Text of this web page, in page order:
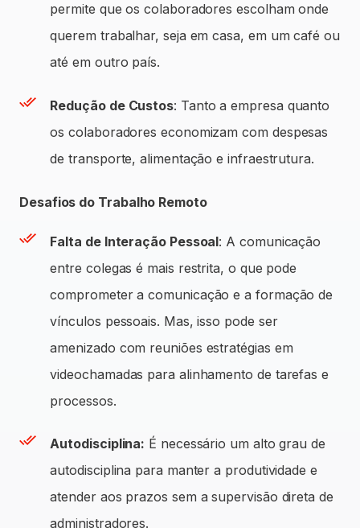
permite que os colaboradores escolham onde
querem trabalhar, seja em casa, em um café ou
até em outro país.
Redução de Custos: Tanto a empresa quanto
os colaboradores economizam com despesas
de transporte, alimentação e infraestrutura.
Desafios do Trabalho Remoto
Falta de Interação Pessoal: A comunicação
entre colegas é mais restrita, o que pode
comprometer a comunicação e a formação de
vínculos pessoais. Mas, isso pode ser
amenizado com reuniões estratégias em
videochamadas para alinhamento de tarefas e
processos.
Autodisciplina: É necessário um alto grau de
autodisciplina para manter a produtividade e
atender aos prazos sem a supervisão direta de
administradores.